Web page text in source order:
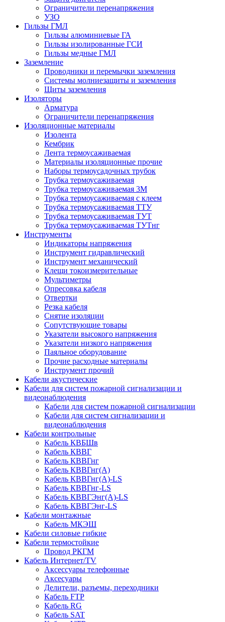
Ограничители перенапряжения
УЗО
Гильзы ГМЛ
Гильзы алюминиевые ГА
Гильзы изолированные ГСИ
Гильзы медные ГМЛ
Заземление
Проводники и перемычки заземления
Системы молниезащиты и заземления
Щиты заземления
Изоляторы
Арматура
Ограничители перенапряжения
Изоляционные материалы
Изолента
Кембрик
Лента термоусаживаемая
Материалы изоляционные прочие
Наборы термоусадочных трубок
Трубка термоусаживаемая
Трубка термоусаживаемая 3М
Трубка термоусаживаемая с клеем
Трубка термоусаживаемая ТТУ
Трубка термоусаживаемая ТУТ
Трубка термоусаживаемая ТУТнг
Инструменты
Индикаторы напряжения
Инструмент гидравлический
Инструмент механический
Клещи токоизмерительные
Мультиметры
Опресовка кабеля
Отвертки
Резка кабеля
Снятие изоляции
Сопутствующие товары
Указатели высокого напряжения
Указатели низкого напряжения
Паяльное оборудование
Прочие расходные материалы
Инструмент прочий
Кабели акустические
Кабели для систем пожарной сигнализации и
видеонаблюдения
Кабели для систем пожарной сигнализации
Кабели для систем сигнализации и
видеонаблюдения
Кабели контрольные
Кабель КВБШв
Кабель КВВГ
Кабель КВВГнг
Кабель КВВГнг(А)
Кабель КВВГнг(А)-LS
Кабель КВВГнг-LS
Кабель КВВГЭнг(А)-LS
Кабель КВВГЭнг-LS
Кабели монтажные
Кабель МКЭШ
Кабели силовые гибкие
Кабели термостойкие
Провод РКГМ
Кабель Интернет/TV
Аксессуары телефонные
Аксесуары
Делители, разъемы, переходники
Кабель FTP
Кабель RG
Кабель SAT